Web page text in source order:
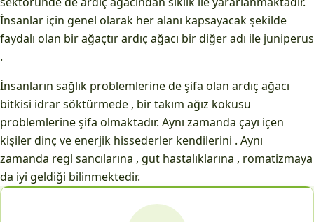
İnsanlar için genel olarak her alanı kapsayacak şekilde
faydalı olan bir ağaçtır ardıç ağacı bir diğer adı ile juniperus
.
İnsanların sağlık problemlerine de şifa olan ardıç ağacı
bitkisi idrar söktürmede , bir takım ağız kokusu
problemlerine şifa olmaktadır. Aynı zamanda çayı içen
kişiler dinç ve enerjik hissederler kendilerini . Aynı
zamanda regl sancılarına , gut hastalıklarına , romatizmaya
da iyi geldiği bilinmektedir.